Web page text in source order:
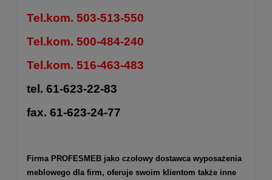
Tel.kom. 503-513-550
Tel.kom. 500-484-240
Tel.kom. 516-463-483
tel. 61-623-22-83
fax. 61-623-24-77
Firma PROFESMEB jako czołowy dostawca wyposażenia
meblowego dla firm, oferuje swoim klientom także inne